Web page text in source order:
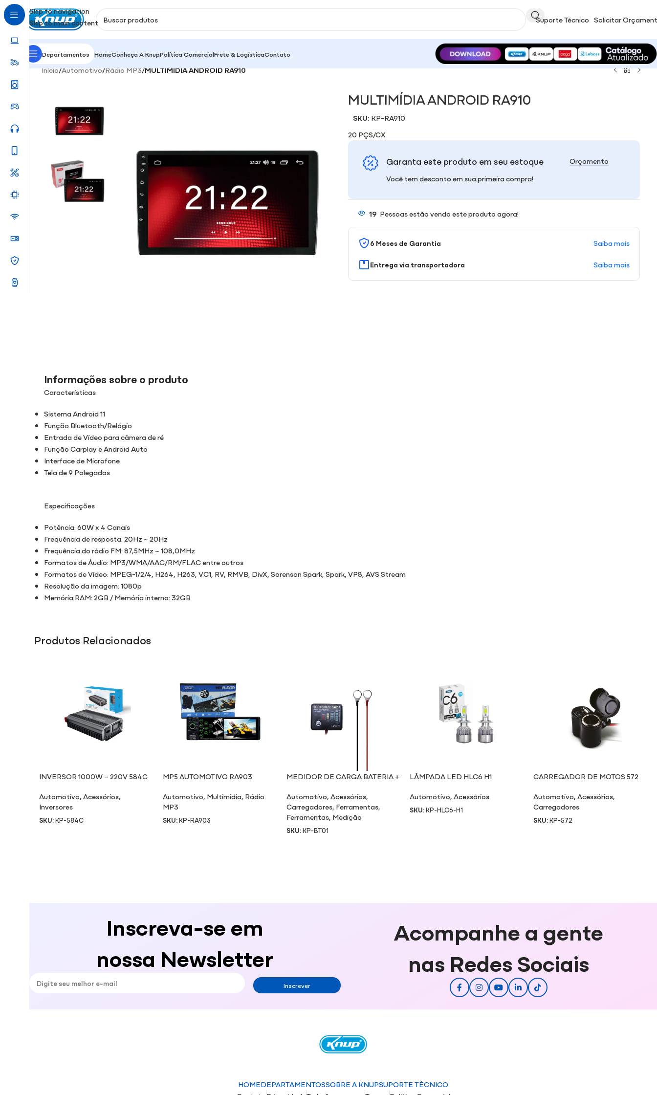
Skip to navigation
Skip to main content
Suporte Técnico Solicitar
Departamentos HomeConheça A KnupPolítica ComercialFrete & LogísticaContato
Início/Automotivo/Rádio MP3/MULTIMÍDIA ANDROID RA910
MULTIMÍDIA ANDROID RA910
SKU: KP-RA910
20 PÇS/CX
Garanta este produto em seu estoque
Você tem desconto em sua primeira compra!
Orçamento
19 Pessoas estão vendo este produto agora!
6 Meses de Garantia Saiba mais
Entrega via transportadora Saiba mais
Informações sobre o produto
Características
Sistema Android 11
Função Bluetooth/Relógio
Entrada de Vídeo para câmera de ré
Função Carplay e Android Auto
Interface de Microfone
Tela de 9 Polegadas
Especificações
Potência: 60W x 4 Canais
Frequência de resposta: 20Hz ~ 20Hz
Frequência do rádio FM: 87,5MHz ~ 108,0MHz
Formatos de Áudio: MP3/WMA/AAC/RM/FLAC entre outros
Formatos de Vídeo: MPEG-1/2/4, H264, H263, VC1, RV, RMVB, DivX, Sorenson Spark, Spark, VP8, AVS Stream
Resolução da imagem: 1080p
Memória RAM: 2GB / Memória interna: 32GB
Produtos Relacionados
INVERSOR 1000W – 220V 584C
Automotivo,Acessórios,
Inversores
SKU:KP-584C
MP5 AUTOMOTIVO RA903
Automotivo, Multimidia, Rádio
MP3
SKU:KP-RA903
MEDIDOR DE CARGA BATERIA +
Automotivo,Acessórios,
Carregadores, Ferramentas,
Ferramentas, Medição
SKU:KP-BT01
LÂMPADA LED HLC6 H1
Automotivo, Acessórios
SKU:KP-HLC6-H1
CARREGADOR DE MOTOS 572
Automotivo,Acessórios,
Carregadores
SKU:KP-572
Inscreva-se em
nossa Newsletter
Inscrever
Acompanhe a gente
nas Redes Sociais
HOMEDEPARTAMENTOSSOBRE A KNUPSUPORTE TÉCNICO